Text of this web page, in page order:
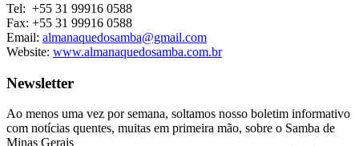
Tel: +55 31 99916 0588
Fax: +55 31 99916 0588
Email: almanaquedosamba@gmail.com
Website: www.almanaquedosamba.com.br
Newsletter
Ao menos uma vez por semana, soltamos nosso boletim informativo
com notícias quentes, muitas em primeira mão, sobre o Samba de
Minas Gerais